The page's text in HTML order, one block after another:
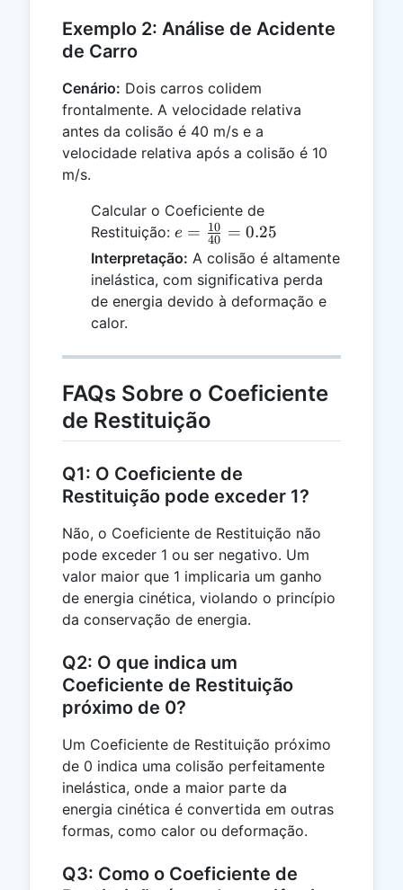
Exemplo 2: Análise de Acidente
de Carro
Cenário: Dois carros colidem
frontalmente. A velocidade relativa
antes da colisão é 40 m/s e a
velocidade relativa após a colisão é 10
m/s.
Calcular o Coeficiente de
Restituição: e =
\frac{10}
{40} =
0.25
e = 40
10 = 0.25
Interpretação: A colisão é altamente
inelástica, com significativa perda
de energia devido à deformação e
calor.
FAQs Sobre o Coeficiente
de Restituição
Q1: O Coeficiente de
Restituição pode exceder 1?
Não, o Coeficiente de Restituição não
pode exceder 1 ou ser negativo. Um
valor maior que 1 implicaria um ganho
de energia cinética, violando o princípio
da conservação de energia.
Q2: O que indica um
Coeficiente de Restituição
próximo de 0?
Um Coeficiente de Restituição próximo
de 0 indica uma colisão perfeitamente
inelástica, onde a maior parte da
energia cinética é convertida em outras
formas, como calor ou deformação.
Q3: Como o Coeficiente de